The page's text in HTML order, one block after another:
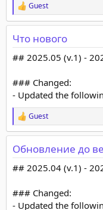
Р
е
а
к
ц
и
Guest
Что нового
## 2025.05 (v.1) -
### Changed:
- Updated the
Р
е
а
к
ц
и
Guest
Обновление до
## 2025.04 (v.1) -
### Changed:
- Updated the